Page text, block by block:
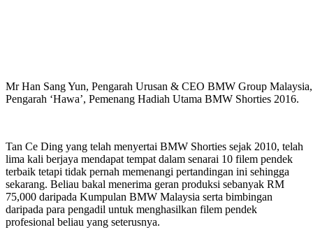
Mr Han Sang Yun, Pengarah Urusan & CEO BMW Group
Pengarah ‘Hawa’, Pemenang Hadiah Utama BMW Shorties 2016.
Tan Ce Ding yang telah menyertai BMW Shorties sejak 2010, telah
lima kali berjaya mendapat tempat dalam senarai 10 filem pendek
terbaik tetapi tidak pernah memenangi pertandingan ini sehingga
sekarang. Beliau bakal menerima geran produksi sebanyak RM
75,000 daripada Kumpulan BMW Malaysia serta bimbingan
daripada para pengadil untuk menghasilkan filem pendek
profesional beliau yang seterusnya.